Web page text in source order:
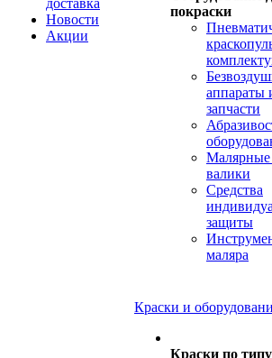
доставка
Новости
Акции
покраски
аппараты
запчасти
Малярные
валики
Средства
защиты
маляра
Краски и
Краски по типу